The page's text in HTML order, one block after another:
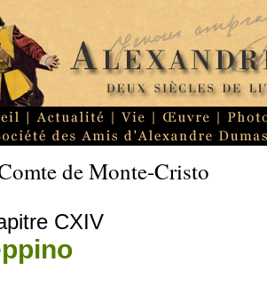
de Monte-Cristo
CXIV